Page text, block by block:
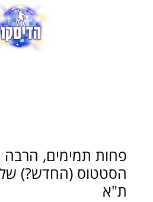
פחות תמימים, הרבה
הסטטוס (החדש?) של
ת"א